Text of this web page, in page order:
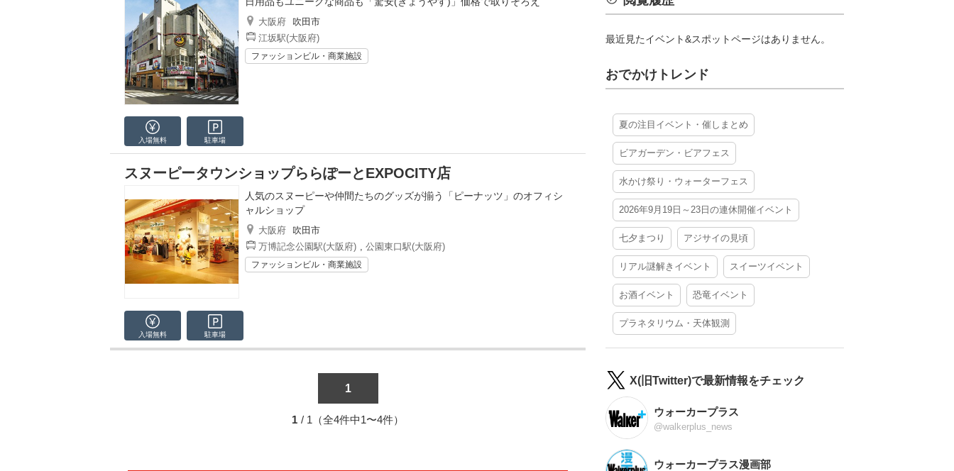
大阪府
吹田市
江坂駅(大阪府)
ファッションビル・商業施設
入場無料 駐車場
スヌーピータウンショップららぽーとEXPOCITY店
人気のスヌーピーや仲間たちのグッズが揃う「ピーナッツ」のオフィシ
ャルショップ
大阪府
吹田市
万博記念公園駅(大阪府) , 公園東口駅(大阪府)
ファッションビル・商業施設
入場無料 駐車場
1
1 / 1（全4件中1〜4件）
最近見たイベント&スポットページはありません。
おでかけトレンド
夏の注目イベント・催しまとめ
ビアガーデン・ビアフェス
水かけ祭り・ウォーターフェス
2026年9月19日～23日の連休開催イベント
七夕まつり アジサイの見頃
リアル謎解きイベント スイーツイベント
お酒イベント 恐竜イベント
プラネタリウム・天体観測
X(旧Twitter)で最新情報をチェック
ウォーカープラス
@walkerplus_news
ウォーカープラス漫画部